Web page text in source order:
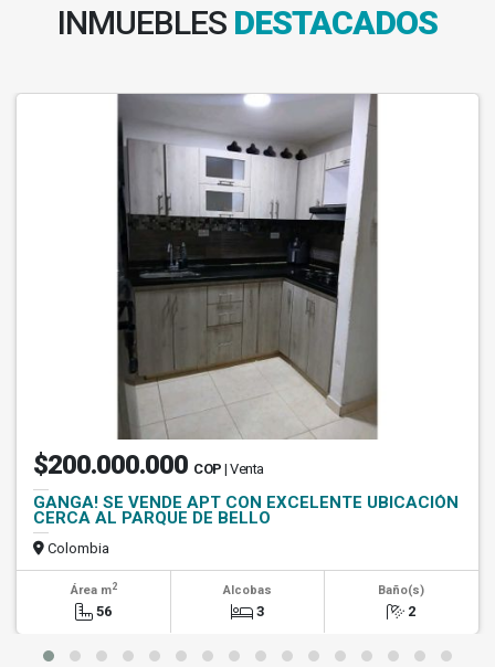
INMUEBLES DESTACADOS
$200.000.000 COP | Venta
GANGA! SE VENDE APT CON EXCELENTE UBICACIÓN
CERCA AL PARQUE DE BELLO
Colombia
Área m2
56
Alcobas
3
Baño(s)
2